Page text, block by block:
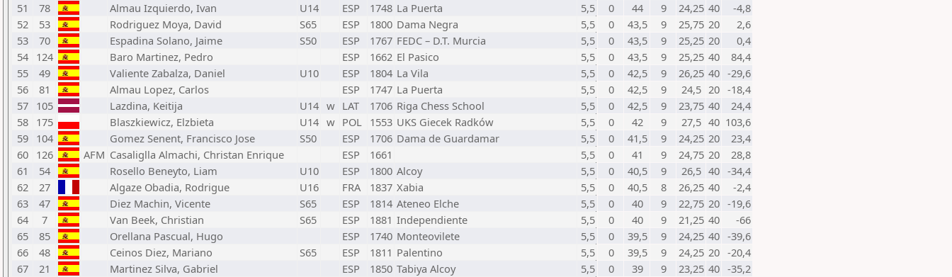
51
78 Almau Izquierdo, Ivan U14 ESP 1748 La Puerta 5,5 0 44 9 24,25 40
-4,8
52
53 Rodriguez Moya, David S65 ESP 1800 Dama Negra 5,5 0 43,5 9 25,75 20
2,6
53
70 Espadina Solano, Jaime S50 ESP 1767 FEDC – D.T. Murcia 5,5 0 43,5 9 25,25 20
0,4
54 124 Baro Martinez, Pedro ESP 1662 El Pasico 5,5 0 43,5 9 25,25 40
84,4
55
49 Valiente Zabalza, Daniel U10 ESP 1804 La Vila 5,5 0 42,5 9 26,25 40 -29,6
56
81 Almau Lopez, Carlos ESP 1747 La Puerta 5,5 0 42,5 9 24,5 20 -18,4
57 105 Lazdina, Keitija U14 w LAT 1706 Riga Chess School 5,5 0 42,5 9 23,75 40
24,4
58 175 Blaszkiewicz, Elzbieta U14 w POL 1553 UKS Giecek Radków 5,5 0 42 9 27,5 40 103,6
59 104 Gomez Senent, Francisco Jose S50 ESP 1706 Dama de Guardamar 5,5 0 41,5 9 24,25 20
23,4
60 126 AFM Casaliglla Almachi, Christan Enrique ESP 1661 5,5 0 41 9 24,75 20
28,8
61
54 Rosello Beneyto, Liam U10 ESP 1800 Alcoy 5,5 0 40,5 9 26,5 40 -34,4
62
27 Algaze Obadia, Rodrigue U16 FRA 1837 Xabia 5,5 0 40,5 8 26,25 40
-2,4
63
47 Diez Machin, Vicente S65 ESP 1814 Ateneo Elche 5,5 0 40 9 22,75 20 -19,6
64
7 Van Beek, Christian S65 ESP 1881 Independiente 5,5 0 40 9 21,25 40
-66
65
85 Orellana Pascual, Hugo ESP 1740 Monteovilete 5,5 0 39,5 9 24,25 40 -39,6
66
48 Ceinos Diez, Mariano S65 ESP 1811 Palentino 5,5 0 39,5 9 24,25 20 -20,4
67
21 Martinez Silva, Gabriel ESP 1850 Tabiya Alcoy 5,5 0 39 9 23,25 40 -35,2